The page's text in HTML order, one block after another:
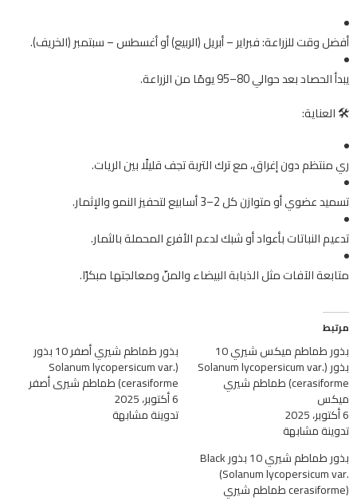
أفضل وقت للزراعة: فبراير – أبريل (الربيع) أو أغسطس – سبتمبر (الخريف).
يبدأ الحصاد بعد حوالي 80–95 يومًا من الزراعة.
🛠️ العناية:
ري منتظم دون إغراق، مع ترك التربة تجف قليلًا بين الريات.
تسميد عضوي أو متوازن كل 2–3 أسابيع لتحفيز النمو والإثمار.
تدعيم النباتات بأعواد أو شبك لدعم الأفرع المحملة بالثمار.
متابعة الآفات مثل الذبابة البيضاء والمنّ ومعالجتها مبكرًا.
مرتبط
بذور طماطم ميكس شيري 10
بذور (Solanum lycopersicum var.
cerasiforme) طماطم شيري
ميكس
6 أكتوبر، 2025
تدوينة مشابهة
بذور طماطم شيري أصفر 10 بذور
(Solanum lycopersicum var.
cerasiforme) طماطم شيري أصفر
6 أكتوبر، 2025
تدوينة مشابهة
بذور طماطم شيري 10 بذور Black
(Solanum lycopersicum var.
cerasiforme) طماطم شيري